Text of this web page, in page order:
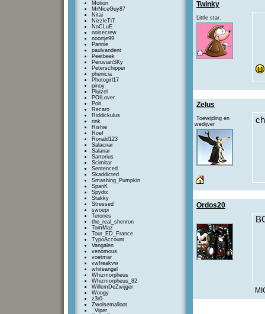
Motion
MrNiceGuy87
Nitai
NizzleTiT
NoCLuE
noisecrew
noortje99
Pannie
paulvandent
Peetbeek
PeruvianSKy
Peterschipper
phenicia
Photogirl17
pinoy
Pluizel
POILover
Poit
Recaro
Riddickulus
rink
Rishie
Roef
Ronald123
Salacnar
Salanar
Sartorius
Scimitar
Sentenced
Skaddicted
Smashing_Pumpkin
SpanK
Spydix
Stakky
Stressed
swoepi
Terones
the_real_shenron
TomMaz
Tour_ED_France
TypoAccount
Vangalen
venomous
voetmar
vwfreakvw
whiteangel
Whizmorpheus
Whizmorpheus_82
WillemDeZwijger
Woogy
z3r0-
Zwolsemalloot
_Viper_
Twinky
Little star.
Zelus
Toewijding en
wedijver
Ordos20